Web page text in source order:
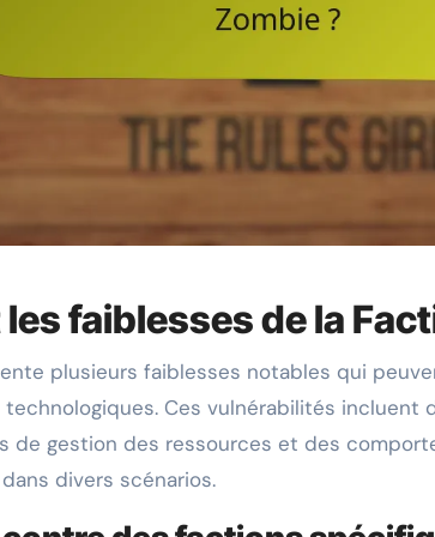
faiblesses de la
plusieurs faiblesses notables qui
technologiques. Ces vulnérabilités incluent
de gestion des ressources et des
divers scénarios.